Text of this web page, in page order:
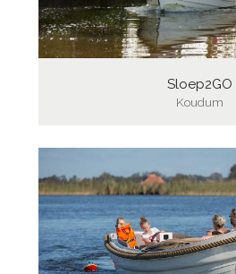
Sloep2GO
Koudum